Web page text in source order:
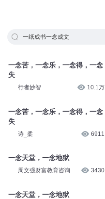
一纸成书一念成文
一念苦，一念乐，一念得，一念
失
行者妙智 10.1万
一念苦，一念乐，一念得，一念
失
诗_柔 6911
一念天堂，一念地狱
周文强财富教育咨询 3430
一念天堂，一念地狱